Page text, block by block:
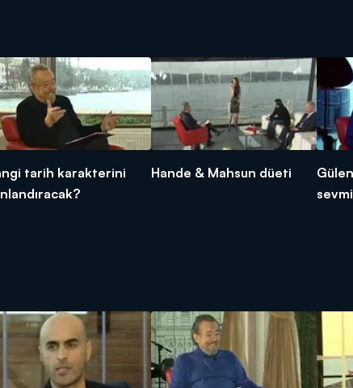
tarih karakterini
Hande & Mahsun düeti